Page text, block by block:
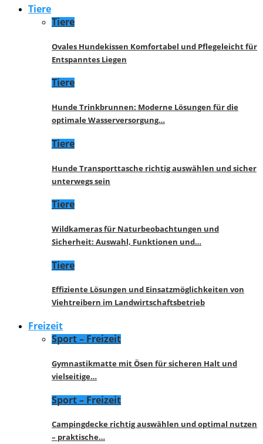
Tiere
Tiere
Ovales Hundekissen Komfortabel und Pflegeleicht für
Entspanntes Liegen
Tiere
Hunde Trinkbrunnen: Moderne Lösungen für die
optimale Wasserversorgung…
Tiere
Hunde Transporttasche richtig auswählen und sicher
unterwegs sein
Tiere
Wildkameras für Naturbeobachtungen und
Sicherheit: Auswahl, Funktionen und…
Tiere
Effiziente Lösungen und Einsatzmöglichkeiten von
Viehtreibern im Landwirtschaftsbetrieb
Freizeit
Sport – Freizeit
Gymnastikmatte mit Ösen für sicheren Halt und
vielseitige…
Sport – Freizeit
Campingdecke richtig auswählen und optimal nutzen
– praktische…